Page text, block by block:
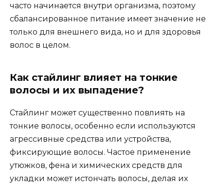
часто начинается внутри организма, поэтому
сбалансированное питание имеет значение не
только для внешнего вида, но и для здоровья
волос в целом.
Как стайлинг влияет на тонкие
волосы и их выпадение?
Стайлинг может существенно повлиять на
тонкие волосы, особенно если используются
агрессивные средства или устройства,
фиксирующие волосы. Частое применение
утюжков, фена и химических средств для
укладки может истончать волосы, делая их